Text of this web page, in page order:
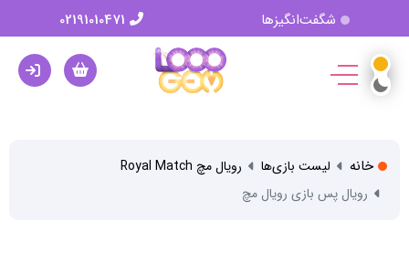
شگفت‌انگیزها
خانه لیست بازی‌ها
رویال مچ Royal Match
رویال پس بازی رویال مچ